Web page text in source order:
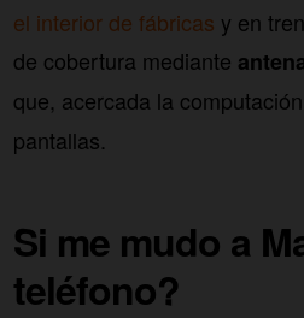
el interior de fábricas y en
de cobertura mediante
que, acercada la
pantallas.
Si me mudo a
teléfono?